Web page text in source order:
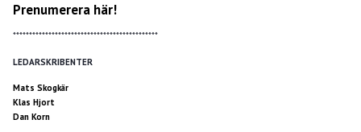
Prenumerera här!
*********************************************
LEDARSKRIBENTER
Mats Skogkär
Klas Hjort
Dan Korn